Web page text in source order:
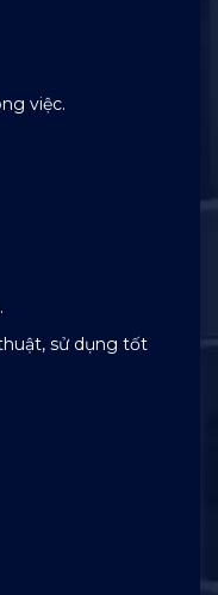
việc.
sử dụng tốt